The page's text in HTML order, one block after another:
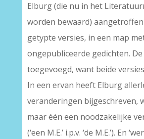
Elburg (die nu in het
worden bewaard)
getypte versies, in een map
ongepubliceerde gedichten.
toegevoegd, want beide
In een ervan heeft Elburg
veranderingen bijgeschreven,
maar één een noodzakelijke
(‘een M.E.’ i.p.v. ‘de M.E.’). En